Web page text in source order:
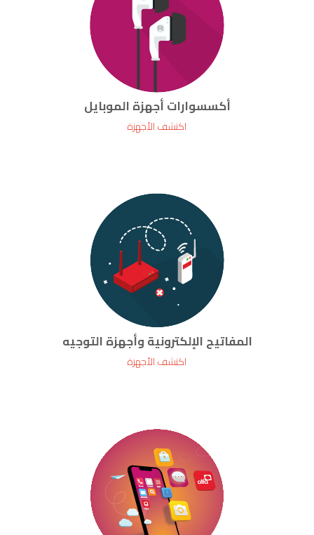
أكسسوارات أجهزة الموبايل
اكتشف الأجهزة
المفاتيح الإلكترونية وأجهزة التوجيه
اكتشف الأجهزة